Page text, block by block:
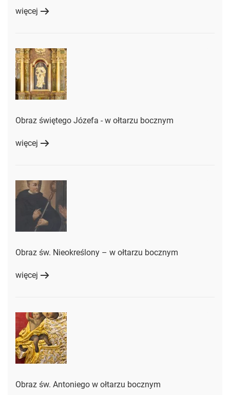
więcej
Obraz świętego Józefa - w ołtarzu bocznym
więcej
Obraz św. Nieokreślony – w ołtarzu bocznym
więcej
Obraz św. Antoniego w ołtarzu bocznym